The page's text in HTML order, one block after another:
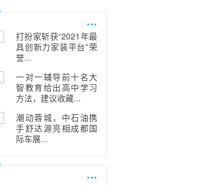
...
打扮家斩获“2021年最
具创新力家装平台”荣
誉...
一对一辅导前十名大
智教育给出高中学习
方法，建议收藏...
潮动蓉城，中石油携
手舒达源亮相成都国
际车展...
...